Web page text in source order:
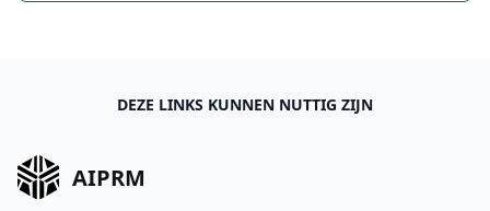
DEZE LINKS KUNNEN NUTTIG ZIJN
AIPRM